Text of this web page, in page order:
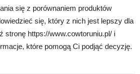
się z porównaniem produktów
się, który z nich jest lepszy dla
stronę https://www.cowtoruniu.pl/ i
które pomogą Ci podjąć decyzję.